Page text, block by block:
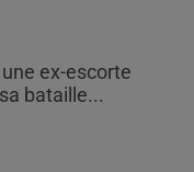
ex-escorte
bataille...